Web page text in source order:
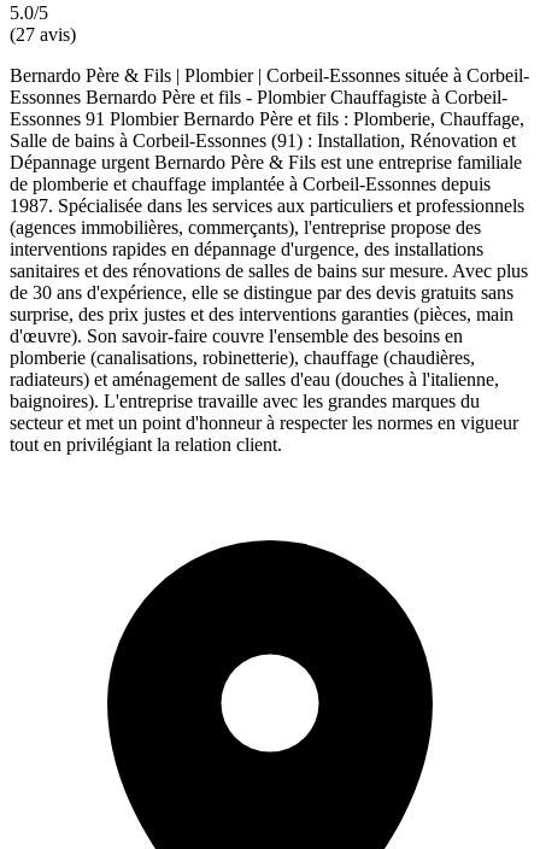
5.0/5
(27 avis)
Bernardo Père & Fils | Plombier | Corbeil-Essonnes située à Corbeil-
Essonnes Bernardo Père et fils - Plombier Chauffagiste à Corbeil-
Essonnes 91 Plombier Bernardo Père et fils : Plomberie, Chauffage,
Salle de bains à Corbeil-Essonnes (91) : Installation, Rénovation et
Dépannage urgent Bernardo Père & Fils est une entreprise familiale
de plomberie et chauffage implantée à Corbeil-Essonnes depuis
1987. Spécialisée dans les services aux particuliers et professionnels
(agences immobilières, commerçants), l'entreprise propose des
interventions rapides en dépannage d'urgence, des installations
sanitaires et des rénovations de salles de bains sur mesure. Avec plus
de 30 ans d'expérience, elle se distingue par des devis gratuits sans
surprise, des prix justes et des interventions garanties (pièces, main
d'œuvre). Son savoir-faire couvre l'ensemble des besoins en
plomberie (canalisations, robinetterie), chauffage (chaudières,
radiateurs) et aménagement de salles d'eau (douches à l'italienne,
baignoires). L'entreprise travaille avec les grandes marques du
secteur et met un point d'honneur à respecter les normes en vigueur
tout en privilégiant la relation client.